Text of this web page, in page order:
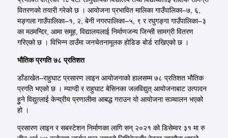
वितरणको तयारी गरेको छ । आयोजना प्रभावित मालिका गाउँपालिका–७, ६,
मङ्गला गाउँपालिका–१, २, बेनी नगरपालिका–५, ९ र रघुगङ्गा गाउँपालिका–३
का मठमन्दिर, आमा समूह, विद्यालयलाई निर्माणजन्य जिन्सी सामग्री वितरण
गरिएको छ । विभिन्न ठाउँमा जनचेतनामूलक होडिङ बोर्ड राखिएको छ ।
भौतिक प्रगति ७८ प्रतिशत
डाँडाखेत–राहुघाट प्रसारण लाइन आयोजनाको हालसम्म ७८ प्रतिशत भौतिक
प्रगति भएको छ । म्याग्दी र राहुघाट बेसिनका जलविद्युत् आयोजनाबाट उत्पादन
हुुने विद्युत्लाई केन्द्रीय प्रणालीमा आबद्ध गराउन यो आयोजना सञ्चालन भएको
हो ।
प्रसारण लाइन र सबस्टेशन निर्माणका लागि सन् २०२१ को डिसेम्वर ३१ मा रु